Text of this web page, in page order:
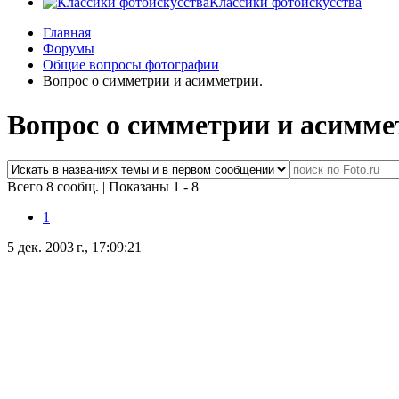
Главная
Форумы
Общие вопросы фотографии
Вопрос о симметрии и асимметрии.
Вопрос о симметрии и
Всего 8 сообщ. | Показаны 1 - 8
1
5 дек. 2003 г., 17:09:21